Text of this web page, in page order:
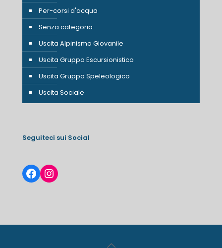
Per-corsi d'acqua
Senza categoria
Uscita Alpinismo Giovanile
Uscita Gruppo Escursionistico
Uscita Gruppo Speleologico
Uscita Sociale
Seguiteci sui Social
Facebook
Instagram